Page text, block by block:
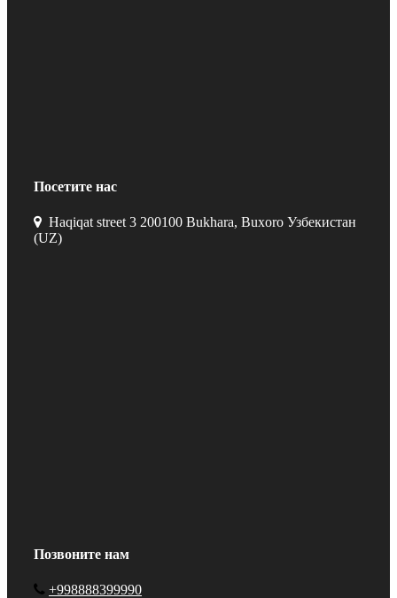
Посетите нас
Haqiqat street 3 200100 Bukhara, Buxoro Узбекистан
(UZ)
Позвоните нам
+998888399990